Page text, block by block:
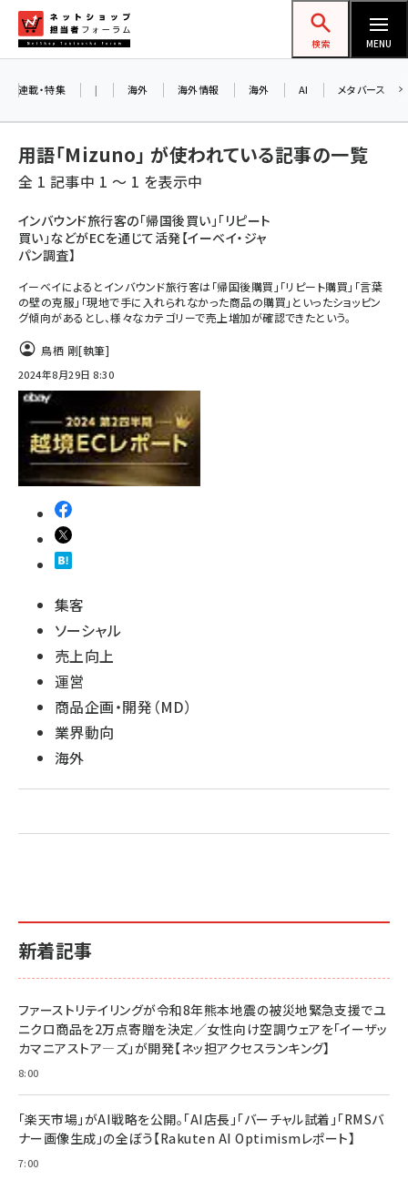
ン
ネットショップ担当者フォーラム
検索 MENU
yahoo (1901)
ecbeing (1207)
base (1075)
ビィ・フォアード (773)
revico (739)
連載・特集 | 海外 海外情報 海外 AI メタバース
用語「Mizuno」 が使われている記事の一覧
全 1 記事中 1 ～ 1 を表示中
インバウンド旅行客の「帰国後買い」「リピート
買い」などがECを通じて活発【イーベイ・ジャ
パン調査】
イーベイによるとインバウンド旅行客は「帰国後購買」「リピート購買」「言葉
の壁の克服」「現地で手に入れられなかった商品の購買」といったショッピン
グ傾向があるとし、様々なカテゴリーで売上増加が確認できたという。
鳥栖 剛[執筆]
2024年8月29日 8:30
集客
ソーシャル
売上向上
運営
商品企画・開発（MD）
業界動向
海外
新着記事
ファーストリテイリングが令和8年熊本地震の被災地緊急支援でユ
ニクロ商品を2万点寄贈を決定／女性向け空調ウェアを「イーザッ
カマニアストア―ズ」が開発【ネッ担アクセスランキング】
8:00
「楽天市場」がAI戦略を公開。「AI店長」「バーチャル試着」「RMSバ
ナー画像生成」の全ぼう【Rakuten AI Optimismレポート】
7:00